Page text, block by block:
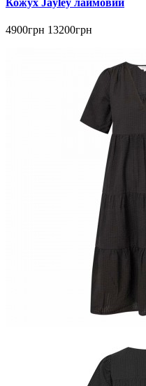
Кожух Jayley лаймовий
4900грн 13200грн